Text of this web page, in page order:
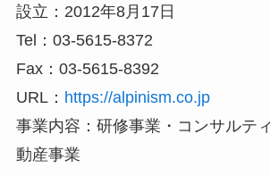
設立：2012年8月17日
Tel：03-5615-8372
Fax：03-5615-8392
URL： https://alpinism.co.jp
事業内容：研修事業・コンサルテ
動産事業